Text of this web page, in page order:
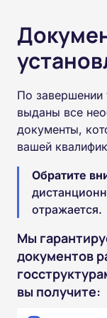
По завершении
выданы все
документы,
вашей
Обратите
отражается.
Мы
документов
вы получите: